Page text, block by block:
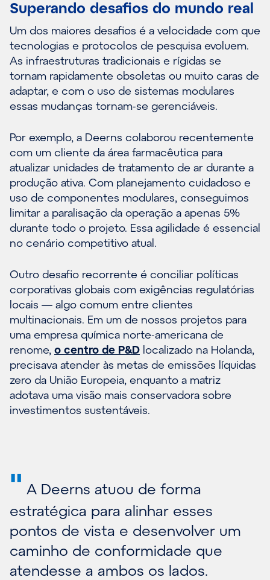
Superando desafios do mundo real
Um dos maiores desafios é a velocidade com que
tecnologias e protocolos de pesquisa evoluem.
As infraestruturas tradicionais e rígidas se
tornam rapidamente obsoletas ou muito caras de
adaptar, e com o uso de sistemas modulares
essas mudanças tornam-se gerenciáveis.
Por exemplo, a Deerns colaborou recentemente
com um cliente da área farmacêutica para
atualizar unidades de tratamento de ar durante a
produção ativa. Com planejamento cuidadoso e
uso de componentes modulares, conseguimos
limitar a paralisação da operação a apenas 5%
durante todo o projeto. Essa agilidade é essencial
no cenário competitivo atual.
Outro desafio recorrente é conciliar políticas
corporativas globais com exigências regulatórias
locais — algo comum entre clientes
multinacionais. Em um de nossos projetos para
uma empresa química norte-americana de
renome, o centro de P&D localizado na Holanda,
precisava atender às metas de emissões líquidas
zero da União Europeia, enquanto a matriz
adotava uma visão mais conservadora sobre
investimentos sustentáveis.
" A Deerns atuou de forma
estratégica para alinhar esses
pontos de vista e desenvolver um
caminho de conformidade que
atendesse a ambos os lados.